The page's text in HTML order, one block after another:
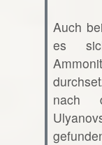
Auch
es
nach